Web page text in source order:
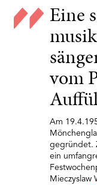
Eine
vom
Am
gegründet.
ein
Mieczyslaw